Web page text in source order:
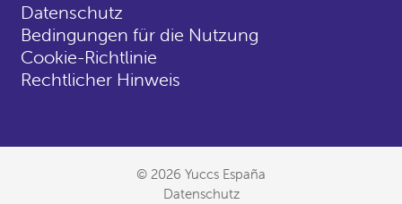
Datenschutz
Bedingungen für die Nutzung
Cookie-Richtlinie
Rechtlicher Hinweis
© 2026 Yuccs España
Datenschutz